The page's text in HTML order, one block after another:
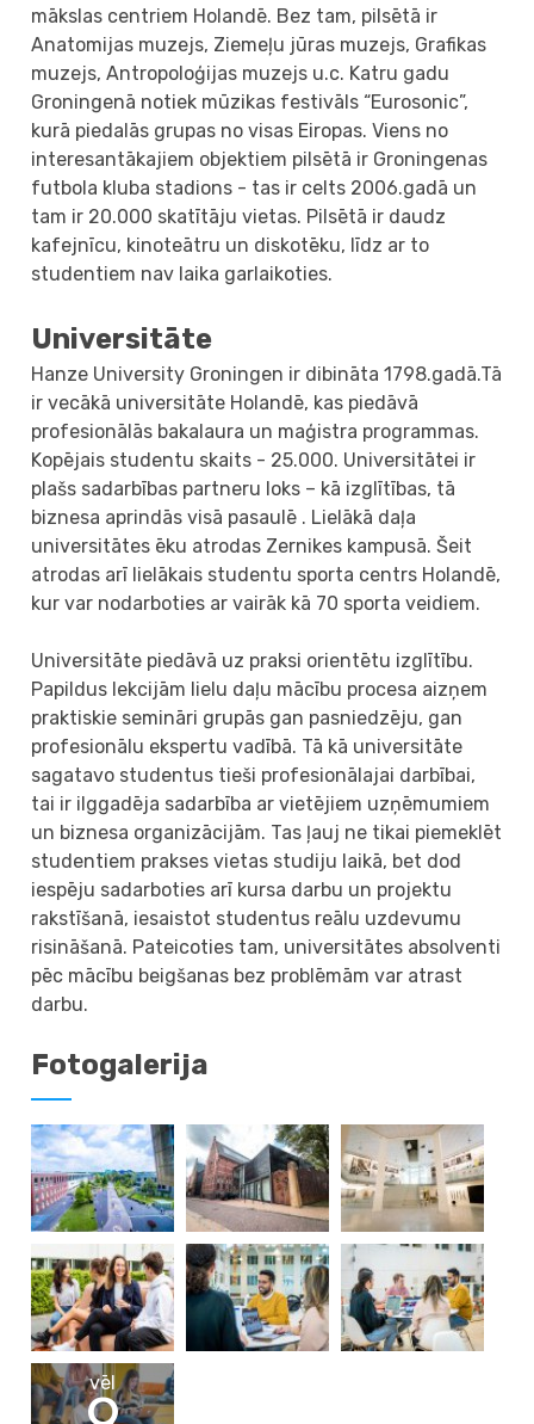
mākslas centriem Holandē. Bez tam, pilsētā ir
Anatomijas muzejs, Ziemeļu jūras muzejs, Grafikas
muzejs, Antropoloģijas muzejs u.c. Katru gadu
Groningenā notiek mūzikas festivāls “Eurosonic”,
kurā piedalās grupas no visas Eiropas. Viens no
interesantākajiem objektiem pilsētā ir Groningenas
futbola kluba stadions - tas ir celts 2006.gadā un
tam ir 20.000 skatītāju vietas. Pilsētā ir daudz
kafejnīcu, kinoteātru un diskotēku, līdz ar to
studentiem nav laika garlaikoties.
Universitāte
Hanze University Groningen ir dibināta 1798.gadā.Tā
ir vecākā universitāte Holandē, kas piedāvā
profesionālās bakalaura un maģistra programmas.
Kopējais studentu skaits - 25.000. Universitātei ir
plašs sadarbības partneru loks – kā izglītības, tā
biznesa aprindās visā pasaulē . Lielākā daļa
universitātes ēku atrodas Zernikes kampusā. Šeit
atrodas arī lielākais studentu sporta centrs Holandē,
kur var nodarboties ar vairāk kā 70 sporta veidiem.
Universitāte piedāvā uz praksi orientētu izglītību.
Papildus lekcijām lielu daļu mācību procesa aizņem
praktiskie semināri grupās gan pasniedzēju, gan
profesionālu ekspertu vadībā. Tā kā universitāte
sagatavo studentus tieši profesionālajai darbībai,
tai ir ilggadēja sadarbība ar vietējiem uzņēmumiem
un biznesa organizācijām. Tas ļauj ne tikai piemeklēt
studentiem prakses vietas studiju laikā, bet dod
iespēju sadarboties arī kursa darbu un projektu
rakstīšanā, iesaistot studentus reālu uzdevumu
risināšanā. Pateicoties tam, universitātes absolventi
pēc mācību beigšanas bez problēmām var atrast
darbu.
Fotogalerija
vēl